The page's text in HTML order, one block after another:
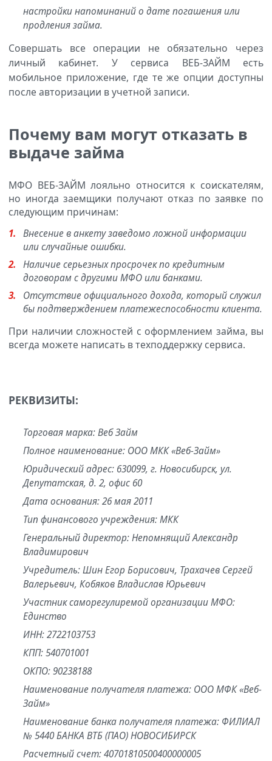
настройки напоминаний о дате погашения или
продления займа.
Совершать все операции не обязательно через
личный кабинет. У сервиса ВЕБ-ЗАЙМ есть
мобильное приложение, где те же опции доступны
после авторизации в учетной записи.
Почему вам могут отказать в
выдаче займа
МФО ВЕБ-ЗАЙМ лояльно относится к соискателям,
но иногда заемщики получают отказ по заявке по
следующим причинам:
Внесение в анкету заведомо ложной информации
или случайные ошибки.
Наличие серьезных просрочек по кредитным
договорам с другими МФО или банками.
Отсутствие официального дохода, который служил
бы подтверждением платежеспособности клиента.
При наличии сложностей с оформлением займа, вы
всегда можете написать в техподдержку сервиса.
РЕКВИЗИТЫ:
Торговая марка: Веб Займ
Полное наименование: ООО МКК «Веб-Займ»
Юридический адрес: 630099, г. Новосибирск, ул.
Депутатская, д. 2, офис 60
Дата основания: 26 мая 2011
Тип финансового учреждения: МКК
Генеральный директор: Непомнящий Александр
Владимирович
Учредитель: Шин Егор Борисович, Трахачев Сергей
Валерьевич, Кобяков Владислав Юрьевич
Участник саморегулиремой организации МФО:
Единство
ИНН: 2722103753
КПП: 540701001
ОКПО: 90238188
Наименование получателя платежа: ООО МФК «Веб-
Займ»
Наименование банка получателя платежа: ФИЛИАЛ
№ 5440 БАНКА ВТБ (ПАО) НОВОСИБИРСК
Расчетный счет: 40701810500400000005